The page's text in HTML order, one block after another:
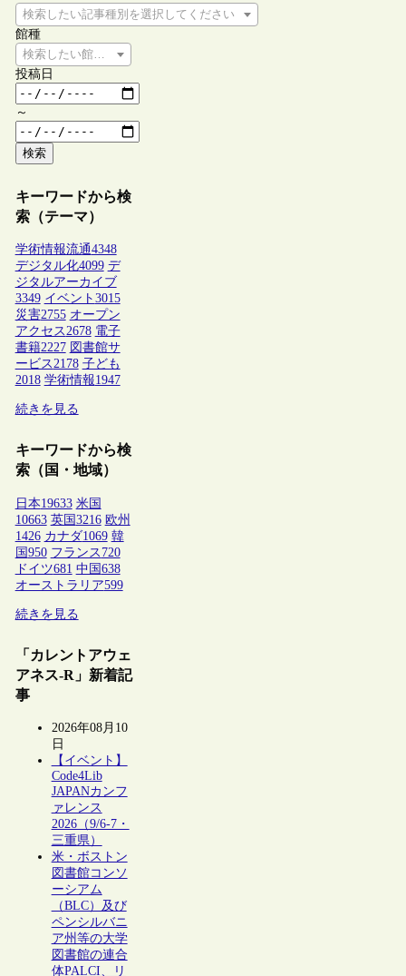
検索したい記事種別を選択してください
館種
検索したい館種を選択してください
投稿日
～
検索
キーワードから検
索（テーマ）
学術情報流通4348
デジタル化4099 デ
ジタルアーカイブ
3349 イベント 3015
災害2755 オープン
アクセス2678 電子
書籍2227 図書館サ
ービス2178 子ども
2018 学術情報1947
続きを見る
キーワードから検
索（国・地域）
日本19633 米国
10663 英国 3216 欧州
1426 カナダ1069 韓
国 950 フランス 720
ドイツ681 中国 638
オーストラリア599
続きを見る
「カレントアウェ
アネス-R」新着記
事
2026年08月10
日
【イベント】
Code4Lib
JAPANカンフ
ァレンス
2026（9/6-7・
三重県）
米・ボストン
図書館コンソ
ーシアム
（BLC）及び
ペンシルバニ
ア州等の大学
図書館の連合
体PALCI、リ